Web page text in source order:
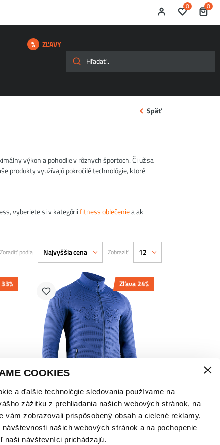
COOKIES
a ďalšie technológie sledovania používame na
zážitku z prehliadania našich webových stránok, na
vám zobrazovali prispôsobený obsah a cielené reklamy,
návštevnosti našich webových stránok a na pochopenie
naši návštevníci prichádzajú.
0 0
ZĽAVY
Späť
výkon a pohodlie v rôznych športoch. Či už sa
produkty využívajú pokročilé technológie, ktoré
vyberiete si v kategóriifitness oblečeniea ak
Zoradiť podľa Najvyššia cena Zobraziť 12
M
Zľava 24%
X-BIONIC INSTRUCTOR 4.0
MIKINA – PÁNSKA
od175,00€ 230,00€